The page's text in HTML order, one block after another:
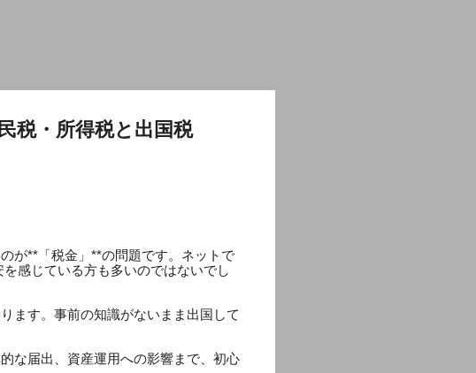
税・所得税と出国税
が**「税金」**の問題です。ネットで
感じている方も多いのではないでし
ます。事前の知識がないまま出国して
な届出、資産運用への影響まで、初心